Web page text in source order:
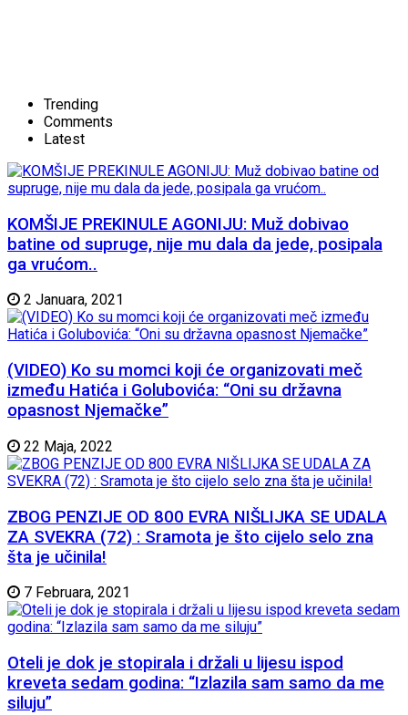
Trending
Comments
Latest
KOMŠIJE PREKINULE AGONIJU: Muž dobivao
batine od supruge, nije mu dala da jede, posipala
ga vrućom..
2 Januara, 2021
(VIDEO) Ko su momci koji će organizovati meč
između Hatića i Golubovića: “Oni su državna
opasnost Njemačke”
22 Maja, 2022
ZBOG PENZIJE OD 800 EVRA NIŠLIJKA SE UDALA
ZA SVEKRA (72) : Sramota je što cijelo selo zna
šta je učinila!
7 Februara, 2021
Oteli je dok je stopirala i držali u lijesu ispod
kreveta sedam godina: “Izlazila sam samo da me
siluju”